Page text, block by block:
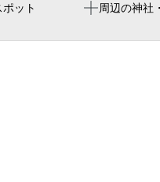
ット 周辺の神社